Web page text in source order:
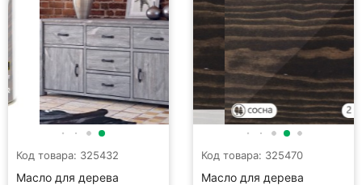
Код товара: 325432
Масло для дерева
Код товара: 325470
Масло для дерева